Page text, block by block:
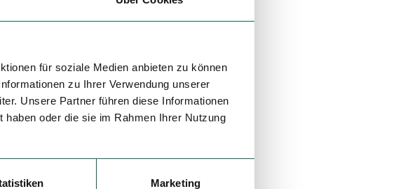
für soziale Medien anbieten zu können
zu Ihrer Verwendung unserer
Unsere Partner führen diese Informationen
oder die sie im Rahmen Ihrer Nutzung
Marketing